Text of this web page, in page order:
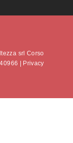
srl Corso
|
Privacy